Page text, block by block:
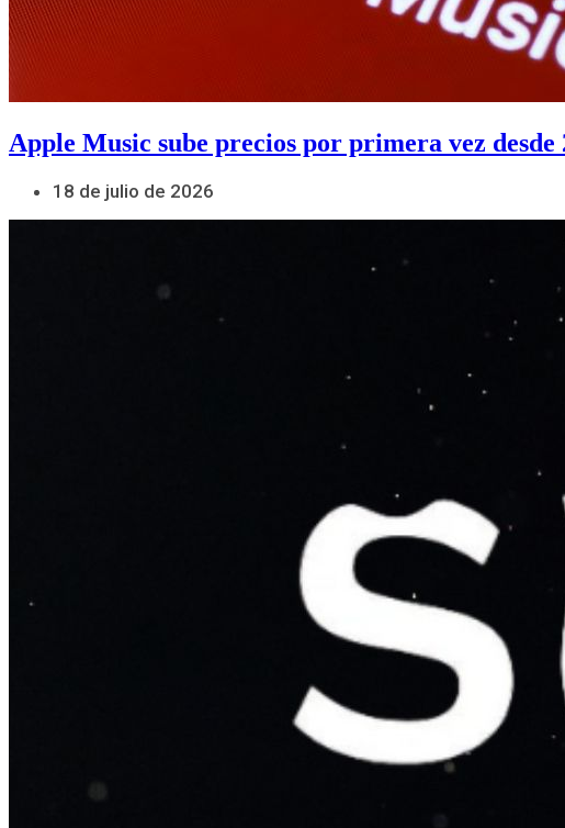
Apple Music sube precios por primera vez desde
18 de julio de 2026